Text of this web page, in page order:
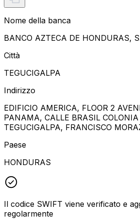
Nome della banca
BANCO AZTECA DE HONDURAS,
Città
TEGUCIGALPA
Indirizzo
EDIFICIO AMERICA, FLOOR 2
PANAMA, CALLE BRASIL
TEGUCIGALPA, FRANCISCO
Paese
HONDURAS
Il codice SWIFT viene verificato e
regolarmente